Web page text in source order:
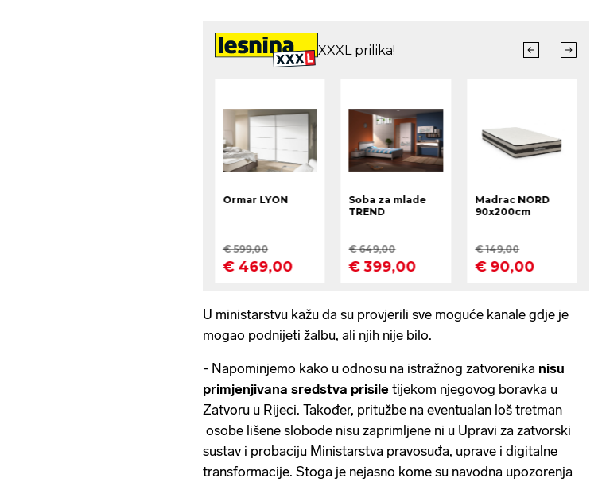
U ministarstvu kažu da su provjerili sve moguće kanale gdje je
mogao podnijeti žalbu, ali njih nije bilo.
- Napominjemo kako u odnosu na istražnog zatvorenika nisu
primjenjivana sredstva prisile tijekom njegovog boravka u
Zatvoru u Rijeci. Također, pritužbe na eventualan loš tretman
osobe lišene slobode nisu zaprimljene ni u Upravi za zatvorski
sustav i probaciju Ministarstva pravosuđa, uprave i digitalne
transformacije. Stoga je nejasno kome su navodna upozorenja